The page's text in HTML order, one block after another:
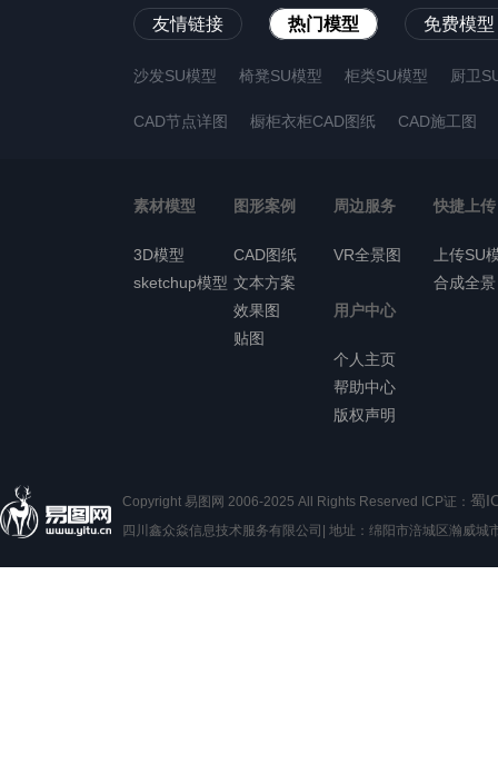
友情链接 热门模型 免费模型
沙发SU模型 椅凳SU模型 柜类SU模型 厨卫
CAD节点详图 橱柜衣柜CAD图纸 CAD施工图
素材模型
3D模型
sketchup模型
图形案例
CAD图纸
文本方案
效果图
贴图
周边服务
VR全景图
快捷上传
上传SU
合成全景
用户中心
个人主页
帮助中心
版权声明
Copyright 易图网 2006-2025 All Rights Reserved ICP证： 蜀
四川鑫众焱信息技术服务有限公司| 地址：绵阳市涪城区瀚威城